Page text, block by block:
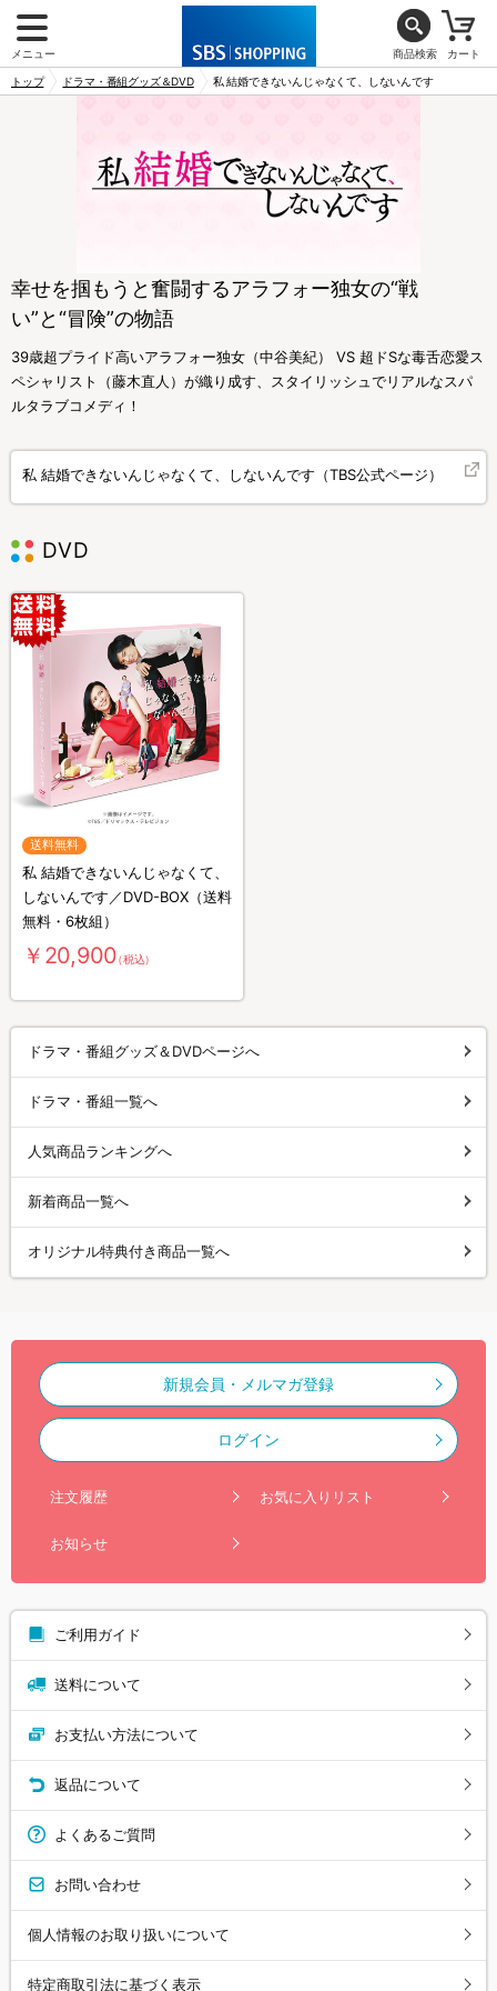
メニュー 商品検索 カート
トップ ドラマ・番組グッズ＆DVD 私 結婚できないんじゃなくて、しないんです
幸せを掴もうと奮闘するアラフォー独女の“戦
い”と“冒険”の物語
39歳超プライド高いアラフォー独女（中谷美紀） VS 超ドSな毒舌恋愛ス
ペシャリスト（藤木直人）が織り成す、スタイリッシュでリアルなスパ
ルタラブコメディ！
私 結婚できないんじゃなくて、しないんです（TBS公式ページ）
DVD
送料無料
私 結婚できないんじゃなくて、
しないんです／DVD-BOX（送料
無料・6枚組）
￥20,900（税込）
ドラマ・番組グッズ＆DVDページへ
ドラマ・番組一覧へ
人気商品ランキングへ
新着商品一覧へ
オリジナル特典付き商品一覧へ
新規会員・メルマガ登録
ログイン
注文履歴 お気に入りリスト
お知らせ
ご利用ガイド
送料について
お支払い方法について
返品について
よくあるご質問
お問い合わせ
個人情報のお取り扱いについて
特定商取引法に基づく表示